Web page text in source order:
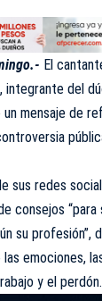
El
integrante del
mensaje de
sus redes
consejos
su profesión”,
las emociones,
y el perdón.